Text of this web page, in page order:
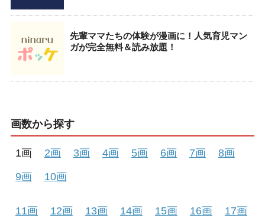
先輩ママたちの体験が漫画に！人気育児マン
ガが完全無料＆読み放題！
画数から探す
1画 2画 3画 4画 5画 6画 7画
8画
9画
10画
11画 12画 13画 14画 15画 16画
17画